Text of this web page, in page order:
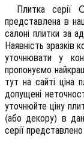
Плитка серії
представлена в
салоні плитки за
Наявність зразків
уточнювати у
пропонуємо
тут на сайті ціна
допущені
уточнюйте ціну
(або декору) в
серії